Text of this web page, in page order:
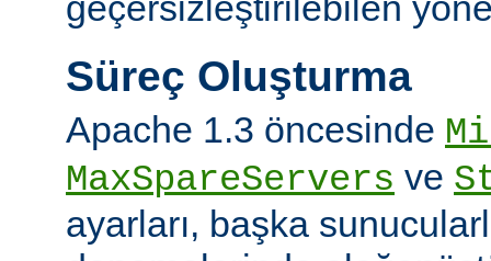
Süreç Oluşturma
Apache 1.3 öncesinde
MaxSpareServers ve
ayarları, başka